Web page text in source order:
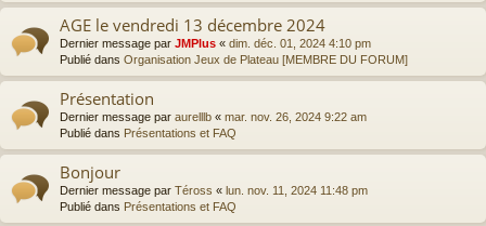
AGE le vendredi 13 décembre 2024
Dernier message par JMPlus « dim. déc. 01, 2024 4:10 pm
Publié dans Organisation Jeux de Plateau [MEMBRE DU FORUM]
Présentation
Dernier message par aurelllb « mar. nov. 26, 2024 9:22 am
Publié dans Présentations et FAQ
Bonjour
Dernier message par Téross « lun. nov. 11, 2024 11:48 pm
Publié dans Présentations et FAQ